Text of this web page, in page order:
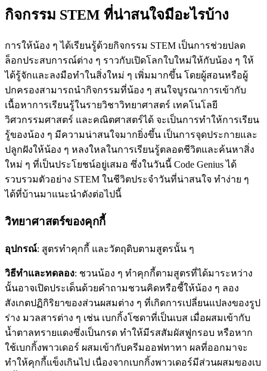
กิจกรรม STEM ที่น่าสนใจมีอะไรบ้าง
การให้น้อง ๆ ได้เรียนรู้ด้วยกิจกรรม STEM เป็นการช่วยปลด
ล็อกประสบการณ์ต่าง ๆ ราวกับเปิดโลกใบใหม่ให้กับน้อง ๆ ให้
ได้รู้จักและลงมือทำในสิ่งใหม่ ๆ เพิ่มมากขึ้น โดยผู้สอนหรือผู้
ปกครองสามารถนำกิจกรรมที่น้อง ๆ สนใจบูรณาการเข้ากับ
เนื้อหาการเรียนรู้ในรายวิชาวิทยาศาสตร์ เทคโนโลยี
วิศวกรรมศาสตร์ และคณิตศาสตร์ได้ จะเป็นการทำให้การเรียน
รู้ของน้อง ๆ มีความน่าสนใจมากยิ่งขึ้น เป็นการจุดประกายและ
ปลูกฝังให้น้อง ๆ หลงใหลในการเรียนรู้ตลอดชีวิตและค้นหาสิ่ง
ใหม่ ๆ ที่เป็นประโยชน์อยู่เสมอ ซึ่งในวันนี้ Code Genius ได้
รวบรวมตัวอย่าง STEM ในชีวิตประจําวันที่น่าสนใจ ทำง่าย ๆ
ได้ที่บ้านมาแนะนำดังต่อไปนี้
วิทยาศาสตร์ของคุกกี้
อุปกรณ์: สูตรทำคุกกี้ และวัตถุดิบตามสูตรนั้น ๆ
วิธีทำและทดลอง: ชวนน้อง ๆ ทำคุกกี้ตามสูตรที่ได้มาระหว่าง
นั้นอาจเปิดประเด็นด้วยคำถามชวนคิดหรือชี้ให้น้อง ๆ ลอง
สังเกตปฏิกิริยาของส่วนผสมต่าง ๆ ที่เกิดการเปลี่ยนแปลงของรูป
ร่าง มวลสารต่าง ๆ เช่น เบกกิ้งโซดาที่เป็นเบส เมื่อผสมเข้ากับ
น้ำตาลทรายแดงซึ่งเป็นกรด ทำให้มีรสสัมผัสฟูกรอบ หรือหาก
ใช้เบกกิ้งพาวเดอร์ ผสมเข้ากับครีมออฟทาทา ผลที่ออกมาจะ
ทำให้คุกกี้แข็งเกินไป เนื่องจากเบกกิ้งพาวเดอร์มีส่วนผสมของเบ